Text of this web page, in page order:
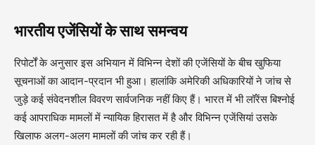
भारतीय एजेंसियों के साथ समन्वय
रिपोर्टों के अनुसार इस अभियान में विभिन्न देशों की एजेंसियों के बीच खुफिया
सूचनाओं का आदान-प्रदान भी हुआ। हालांकि अमेरिकी अधिकारियों ने जांच से
जुड़े कई संवेदनशील विवरण सार्वजनिक नहीं किए हैं। भारत में भी लॉरेंस बिश्नोई
कई आपराधिक मामलों में न्यायिक हिरासत में है और विभिन्न एजेंसियां उसके
खिलाफ अलग-अलग मामलों की जांच कर रही हैं।